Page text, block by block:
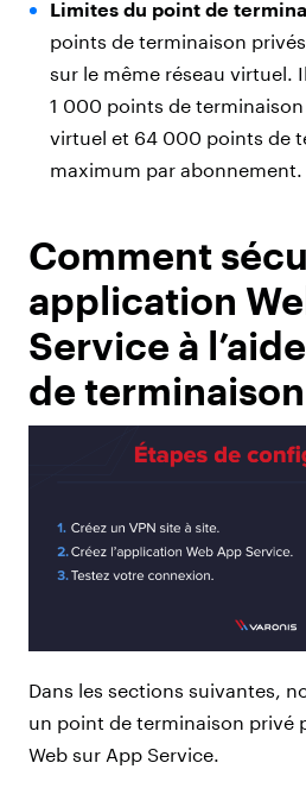
Limites du point de
points de terminaison
sur le même réseau virtuel.
1 000 points de
virtuel et 64 000 points de
maximum par abonnement.
Comment
application
Service à
de
Dans les sections suivantes,
un point de terminaison privé
Web sur App Service.